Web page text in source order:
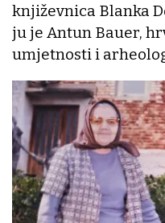
književnica Blanka
ju je Antun Bauer,
umjetnosti i